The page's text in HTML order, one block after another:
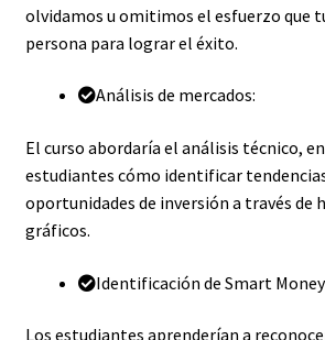
olvidamos u omitimos el esfuerzo que
persona para lograr el éxito.
Análisis de mercados:
El curso abordaría el análisis técnico,
estudiantes cómo identificar
oportunidades de inversión a través de
gráficos.
Identificación de Smart
Los estudiantes aprenderían a